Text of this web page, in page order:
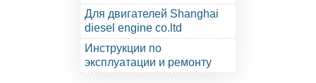
Для двигателей Shanghai
diesel engine co.ltd
Инструкции по
эксплуатации и ремонту